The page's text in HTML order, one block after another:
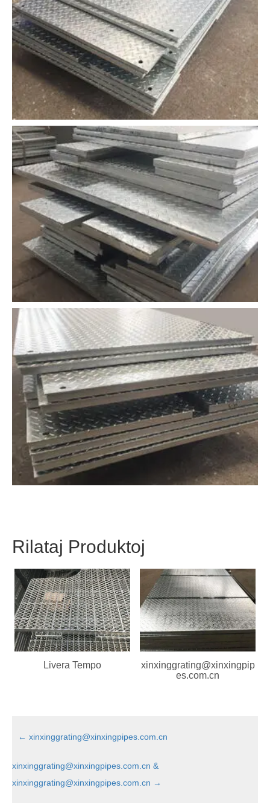
Rilataj Produktoj
Livera Tempo
xinxinggrating@xinxingpip
es.com.cn
← xinxinggrating@xinxingpipes.com.cn
xinxinggrating@xinxingpipes.com.cn &
xinxinggrating@xinxingpipes.com.cn →